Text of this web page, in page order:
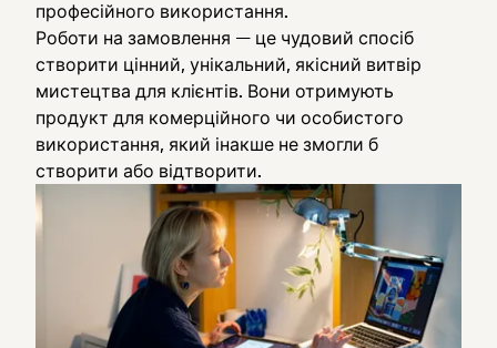
професійного використання.
Роботи на замовлення — це чудовий спосіб
створити цінний, унікальний, якісний витвір
мистецтва для клієнтів. Вони отримують
продукт для комерційного чи особистого
використання, який інакше не змогли б
створити або відтворити.